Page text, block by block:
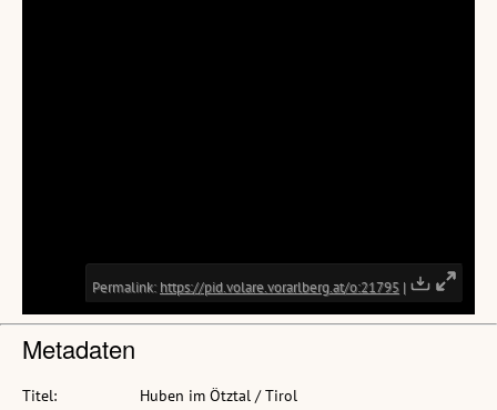
Metadaten
Titel:
Huben im Ötztal / Tirol